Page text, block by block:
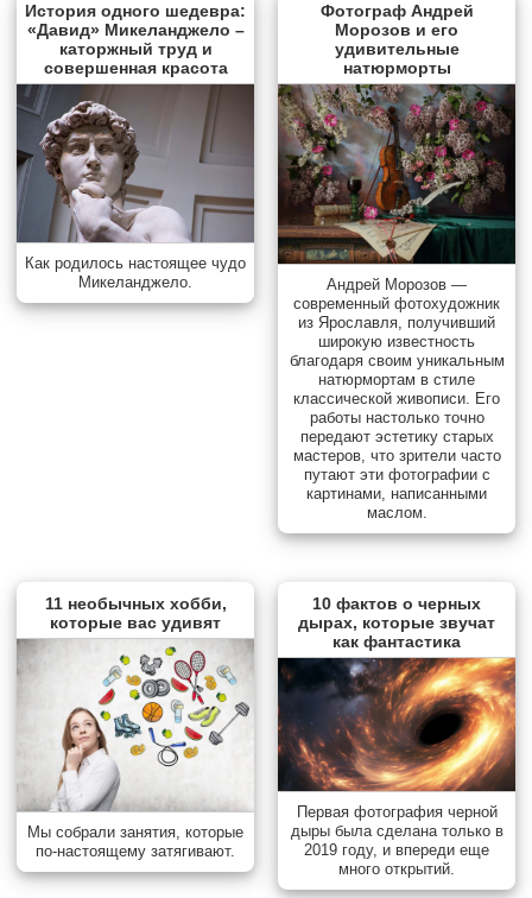
История одного шедевра:
«Давид» Микеланджело –
каторжный труд и
совершенная красота
Как родилось настоящее чудо
Микеланджело.
Фотограф Андрей
Морозов и его
удивительные
натюрморты
Андрей Морозов —
современный фотохудожник
из Ярославля, получивший
широкую известность
благодаря своим уникальным
натюрмортам в стиле
классической живописи. Его
работы настолько точно
передают эстетику старых
мастеров, что зрители часто
путают эти фотографии с
картинами, написанными
маслом.
11 необычных хобби,
которые вас удивят
Мы собрали занятия, которые
по-настоящему затягивают.
10 фактов о черных
дырах, которые звучат
как фантастика
Первая фотография черной
дыры была сделана только в
2019 году, и впереди еще
много открытий.